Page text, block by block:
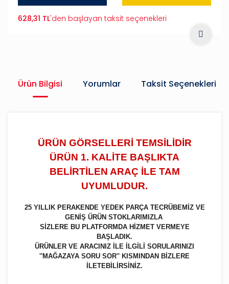
628,31 TL'den başlayan taksit seçenekleri
Ürün Bilgisi Yorumlar Taksit Seçenekleri
ÜRÜN GÖRSELLERİ TEMSİLİDİR
ÜRÜN 1. KALİTE BAŞLIKTA
BELİRTİLEN ARAÇ İLE TAM
UYUMLUDUR.
25 YILLIK PERAKENDE YEDEK PARÇA TECRÜBEMİZ VE
GENİŞ ÜRÜN STOKLARIMIZLA
SİZLERE BU PLATFORMDA HİZMET VERMEYE
BAŞLADIK.
ÜRÜNLER VE ARACINIZ İLE İLGİLİ SORULARINIZI
''MAĞAZAYA SORU SOR'' KISMINDAN BİZLERE
İLETEBİLİRSİNİZ.